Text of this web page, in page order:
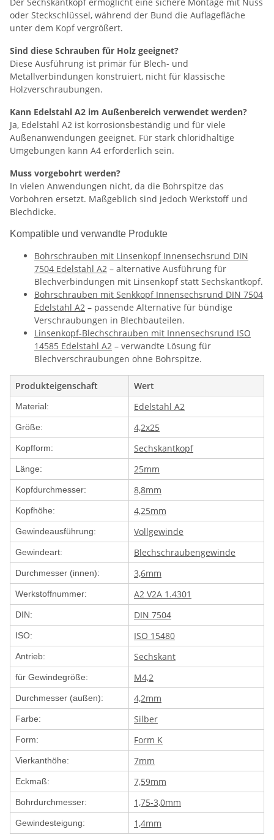
oder Steckschlüssel, während der Bund die Auflagefläche
unter dem Kopf vergrößert.
Sind diese Schrauben für Holz geeignet?
Diese Ausführung ist primär für Blech- und
Metallverbindungen konstruiert, nicht für klassische
Holzverschraubungen.
Kann Edelstahl A2 im Außenbereich verwendet werden?
Ja, Edelstahl A2 ist korrosionsbeständig und für viele
Außenanwendungen geeignet. Für stark chloridhaltige
Umgebungen kann A4 erforderlich sein.
Muss vorgebohrt werden?
In vielen Anwendungen nicht, da die Bohrspitze das
Vorbohren ersetzt. Maßgeblich sind jedoch Werkstoff und
Blechdicke.
Kompatible und verwandte Produkte
Bohrschrauben mit Linsenkopf Innensechsrund DIN
7504 Edelstahl A2 – alternative Ausführung für
Blechverbindungen mit Linsenkopf statt Sechskantkopf.
Bohrschrauben mit Senkkopf Innensechsrund DIN 7504
Edelstahl A2 – passende Alternative für bündige
Verschraubungen in Blechbauteilen.
Linsenkopf-Blechschrauben mit Innensechsrund ISO
14585 Edelstahl A2 – verwandte Lösung für
Blechverschraubungen ohne Bohrspitze.
Produkteigenschaft Wert
Material: Edelstahl A2
Größe: 4,2x25
Kopfform: Sechskantkopf
Länge: 25mm
Kopfdurchmesser: 8,8mm
Kopfhöhe: 4,25mm
Gewindeausführung: Vollgewinde
Gewindeart: Blechschraubengewinde
Durchmesser (innen): 3,6mm
Werkstoffnummer: A2 V2A 1.4301
DIN: DIN 7504
ISO: ISO 15480
Antrieb: Sechskant
für Gewindegröße: M4,2
Durchmesser (außen): 4,2mm
Farbe: Silber
Form: Form K
Vierkanthöhe: 7mm
Eckmaß: 7,59mm
Bohrdurchmesser: 1,75-3,0mm
Gewindesteigung: 1,4mm